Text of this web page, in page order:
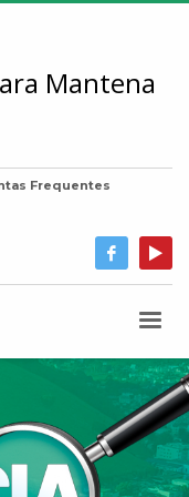
Frequentes